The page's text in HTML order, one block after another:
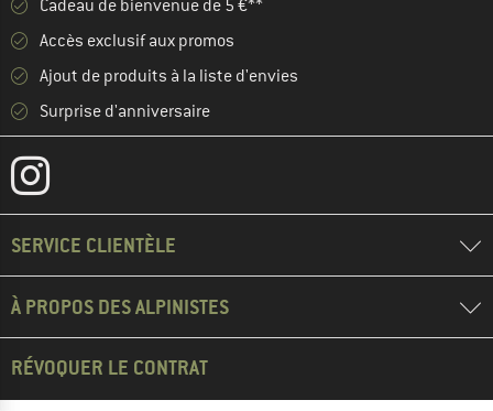
Cadeau de bienvenue de 5 €**
Accès exclusif aux promos
Ajout de produits à la liste d'envies
Surprise d'anniversaire
SERVICE CLIENTÈLE
À PROPOS DES ALPINISTES
RÉVOQUER LE CONTRAT